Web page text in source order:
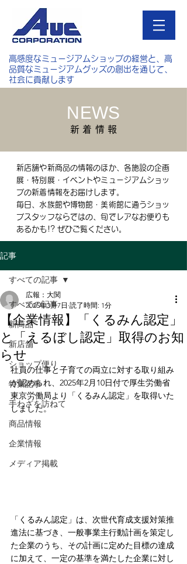
高感度なミュージアムショップの経営と、高
品質なミュージアムグッズの創出を通じて、
社会に貢献します
NEWS
新 着 情 報
新店舗や新商品の情報のほか、各施設の企画
展・特別展・イベントやミュージアムショッ
プの新着情報をお届けします。
毎日、水族館や博物館・美術館に通うショッ
プスタッフならではの、旬でレアなお便りも
あるかも!? ぜひご覧ください。
記事
すべての記事
新商品
新店舗
ショップ便り
特集記事
手わざを訪ねて
商品情報
企業情報
メディア掲載
すべての記事
【企業情報】「くるみん認定」
と「えるぼし認定」取得のお知
らせ
広報：大関
2025年3月7日 読了時間: 1分
社員の仕事と子育ての両立に対する取り組み
が認められ、2025年2月10日付で厚生労働省
東京労働局より「くるみん認定」を取得いた
しました。
「くるみん認定」は、次世代育成支援対策推
進法に基づき、一般事業主行動計画を策定し
た企業のうち、その計画に定めた目標の達成
に加えて、一定の基準を満たした企業に対し